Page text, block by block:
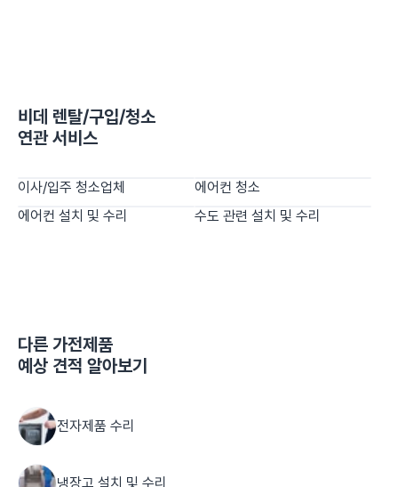
비데 렌탈/구입/청소
연관 서비스
이사/입주 청소업체
에어컨 청소
에어컨 설치 및 수리
수도 관련 설치 및 수리
다른 가전제품
예상 견적 알아보기
전자제품 수리
냉장고 설치 및 수리